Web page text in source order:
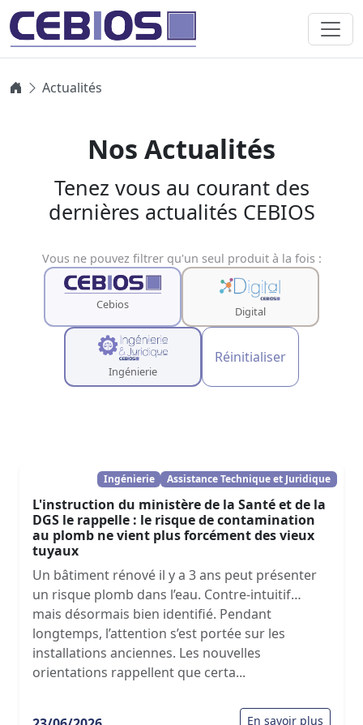
Actualités
Nos Actualités
Tenez vous au courant des
dernières actualités CEBIOS
Vous ne pouvez filtrer qu'un seul produit à la fois :
Cebios Digital
Ingénierie
Réinitialiser
Ingénierie Assistance Technique et Juridique
L'instruction du ministère de la Santé et de la
DGS le rappelle : le risque de contamination
au plomb ne vient plus forcément des vieux
tuyaux
Un bâtiment rénové il y a 3 ans peut présenter
un risque plomb dans l’eau. Contre-intuitif…
mais désormais bien identifié. Pendant
longtemps, l’attention s’est portée sur les
installations anciennes. Les nouvelles
orientations rappellent que certa...
En savoir plus